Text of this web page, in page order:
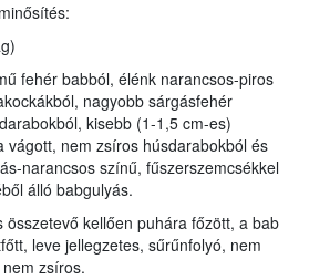
fehér babból, élénk narancsos-piros
nagyobb sárgásfehér
kisebb (1-1,5 cm-es)
vágott, nem zsíros húsdarabokból és
narancsos színű, fűszerszemcsékkel
álló babgulyás.
összetevő kellően puhára főzött, a bab
leve jellegzetes, sűrűnfolyó, nem
zsíros.